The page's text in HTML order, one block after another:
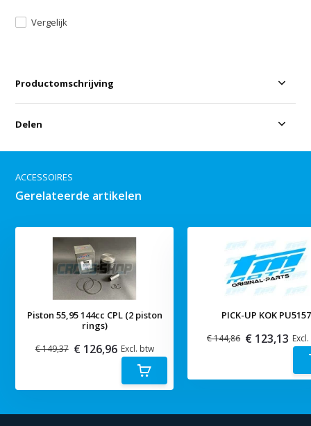
Vergelijk
Productomschrijving
Delen
ACCESSOIRES
Gerelateerde artikelen
Piston 55,95 144cc CPL (2 piston
rings)
€ 149,37 € 126,96 Excl. btw
PICK-UP KOK PU5157
€ 144,86 € 123,13